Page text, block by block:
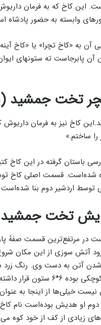
این کاخ که به فرمان
وابسته به حضور پادشاه
که در حال حاضر ۱۴ ستون آن
تخت جمشید
کاخ نیز به فرمان
ساختم.»
باستان گرفته در این کاخ
شده‌است. قسمت اصلی کاخ
توسط اردشیر دوم بنا شده‌است
تخت جمشید
در مرتفع‌ترین قسمت صفهٔ
آتش سوزی از این مکان
شدن آتن به دست وی. رنگ
سنگ‌ها به خاطر حرارت است.
خیلی‌ها از اینجا به
او هدیش بوده‌است نام
زیادی از کف از خود کوه